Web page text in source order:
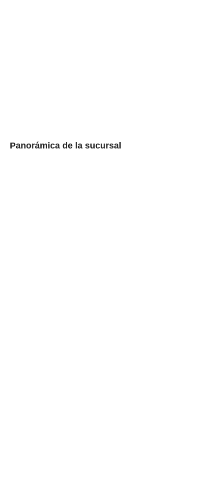
Panorámica de la sucursal